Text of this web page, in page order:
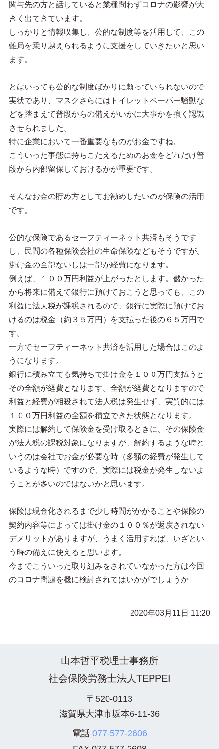
関与先の方と話していると業種問わずコロナの影響が大
きく出てきています。
しっかりと情報収集し、公的な制度等を活用して、この
難局を乗り越えられるように支援をしていきたいと思い
ます。
とはいっても公的な制度ばかりに頼っていられないので
実状であり、マスクさらにはトイレットペーパー騒動な
どを踏まえて普段からの備えがいかに大事かを強く認識
させられました。
特に企業において一番重要なものがお金ですね。
こういった事態に持ちこたえるためのお金をどれだけ普
段から内部留保しておけるかが重要です。
そんなお金の貯め方としてお勧めしたいのが保険の活用
です。
公的な保険であるセーフティーネット共済もそうです
し、民間の各種保険会社の生命保険などもそうですが、
掛け金の全部ないしは一部が経費になります。
例えば、１００万円利益が上がったとします。儲かった
から将来に備えて銀行に預けておこうと思っても、この
利益に法人税が課税されるので、銀行に実際に預けてお
けるのは税金（約３５万円）を支払った後の６５万円で
す。
一方でセーフティーネット共済を活用した場合はこのよ
うになります。
銀行に積み立てる気持ちで掛け金を１００万円支払うと
その全額が経費となります。全額が経費となりますので
利益と経費が相殺されて法人税は発生せず、実質的には
１００万円利益の全額を積立できた状態となります。
実際には解約して保険金を受け取るときに、その保険金
が法人税の課税対象になりますが、解約するような時と
いうのは会社でお金が必要な時（多額の経費が発生して
いるような時）ですので、実際には税金が発生しないよ
うことが多いのではないかと思います。
保険は現金化されるまで少し時間がかかることや保険の
契約内容等によっては掛け金の１００％が返戻されない
デメリットがありますが、うまく活用すれば、いざとい
う時の備えに使えると思います。
今までこういった取り組みをされていなかった方は今回
のコロナ問題を機に検討されてはいかがでしょうか
2020年03月11日 11:20
山本哲平税理士事務所
社会保険労務士法人TEPPEI
〒520-0113
滋賀県大津市坂本6-11-36
電話 077-577-2606